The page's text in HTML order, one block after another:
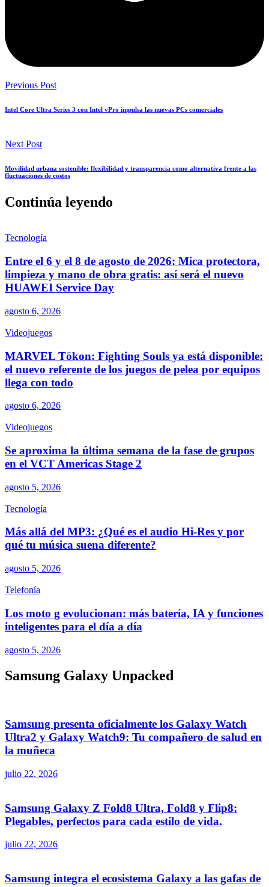
Previous Post
Intel Core Ultra Series 3 con Intel vPro impulsa las nuevas PCs comerciales
Next Post
Movilidad urbana sostenible: flexibilidad y transparencia como alternativa frente a las
fluctuaciones de costos
Continúa leyendo
Tecnología
Entre el 6 y el 8 de agosto de 2026: Mica protectora,
limpieza y mano de obra gratis: así será el nuevo
HUAWEI Service Day
agosto 6, 2026
Videojuegos
MARVEL Tōkon: Fighting Souls ya está disponible:
el nuevo referente de los juegos de pelea por equipos
llega con todo
agosto 6, 2026
Videojuegos
Se aproxima la última semana de la fase de grupos
en el VCT Americas Stage 2
agosto 5, 2026
Tecnología
Más allá del MP3: ¿Qué es el audio Hi-Res y por
qué tu música suena diferente?
agosto 5, 2026
Telefonía
Los moto g evolucionan: más batería, IA y funciones
inteligentes para el día a día
agosto 5, 2026
Samsung Galaxy Unpacked
Samsung presenta oficialmente los Galaxy Watch
Ultra2 y Galaxy Watch9: Tu compañero de salud en
la muñeca
julio 22, 2026
Samsung Galaxy Z Fold8 Ultra, Fold8 y Flip8:
Plegables, perfectos para cada estilo de vida.
julio 22, 2026
Samsung integra el ecosistema Galaxy a las gafas de